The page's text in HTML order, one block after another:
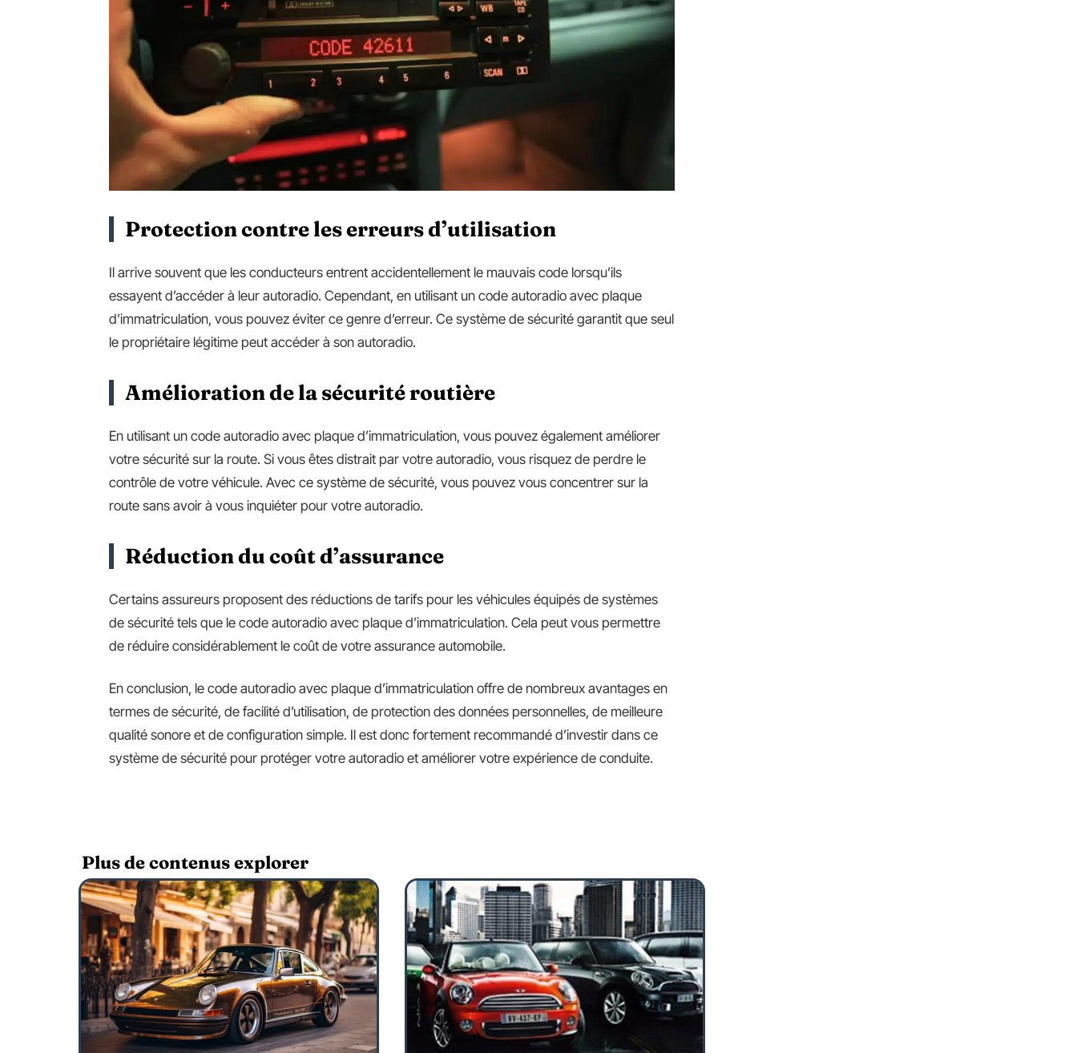
Protection contre les erreurs d’utilisation
Il arrive souvent que les conducteurs entrent accidentellement le mauvais code lorsqu’ils
essayent d’accéder à leur autoradio. Cependant, en utilisant un code autoradio avec plaque
d’immatriculation, vous pouvez éviter ce genre d’erreur. Ce système de sécurité garantit que seul
le propriétaire légitime peut accéder à son autoradio.
Amélioration de la sécurité routière
En utilisant un code autoradio avec plaque d’immatriculation, vous pouvez également améliorer
votre sécurité sur la route. Si vous êtes distrait par votre autoradio, vous risquez de perdre le
contrôle de votre véhicule. Avec ce système de sécurité, vous pouvez vous concentrer sur la
route sans avoir à vous inquiéter pour votre autoradio.
Réduction du coût d’assurance
Certains assureurs proposent des réductions de tarifs pour les véhicules équipés de systèmes
de sécurité tels que le code autoradio avec plaque d’immatriculation. Cela peut vous permettre
de réduire considérablement le coût de votre assurance automobile.
En conclusion, le code autoradio avec plaque d’immatriculation offre de nombreux avantages en
termes de sécurité, de facilité d’utilisation, de protection des données personnelles, de meilleure
qualité sonore et de configuration simple. Il est donc fortement recommandé d’investir dans ce
système de sécurité pour protéger votre autoradio et améliorer votre expérience de conduite.
Plus de contenus explorer